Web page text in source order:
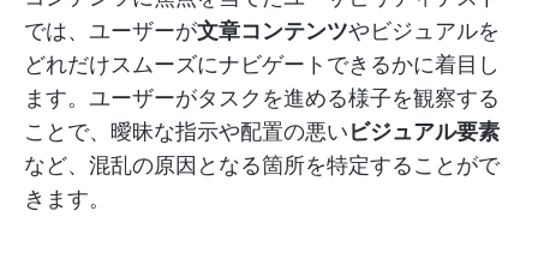
では、ユーザーが文章コンテンツやビジュアルを
どれだけスムーズにナビゲートできるかに着目し
ます。ユーザーがタスクを進める様子を観察する
ことで、曖昧な指示や配置の悪いビジュアル要素
など、混乱の原因となる箇所を特定することがで
きます。